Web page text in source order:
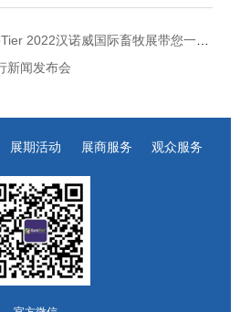
全球畜牧业的转型，EuroTier 2022汉诺威国际畜牧展带您一探究竟
新闻发布会
展期活动 展商服务 观众服务